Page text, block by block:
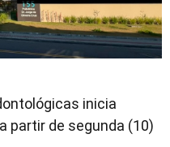
inicia
partir de segunda (10)